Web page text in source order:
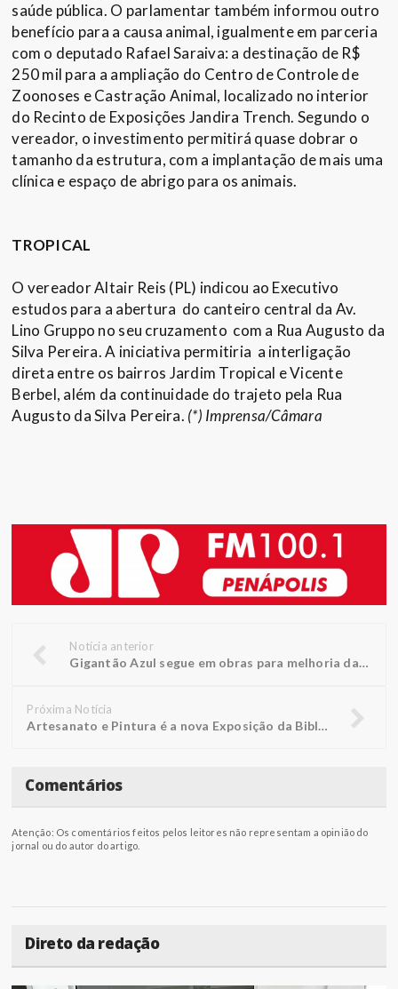
saúde pública. O parlamentar também informou outro
benefício para a causa animal, igualmente em parceria
com o deputado Rafael Saraiva: a destinação de R$
250 mil para a ampliação do Centro de Controle de
Zoonoses e Castração Animal, localizado no interior
do Recinto de Exposições Jandira Trench. Segundo o
vereador, o investimento permitirá quase dobrar o
tamanho da estrutura, com a implantação de mais uma
clínica e espaço de abrigo para os animais.
TROPICAL
O vereador Altair Reis (PL) indicou ao Executivo
estudos para a abertura do canteiro central da Av.
Lino Gruppo no seu cruzamento com a Rua Augusto da
Silva Pereira. A iniciativa permitiria a interligação
direta entre os bairros Jardim Tropical e Vicente
Berbel, além da continuidade do trajeto pela Rua
Augusto da Silva Pereira. (*) Imprensa/Câmara
Notícia anterior
Gigantão Azul segue em obras para melhoria das instalações
Próxima Notícia
Artesanato e Pintura é a nova Exposição da Biblioteca FUNEPE
Comentários
Atenção: Os comentários feitos pelos leitores não representam a opinião do
jornal ou do autor do artigo.
Direto da redação